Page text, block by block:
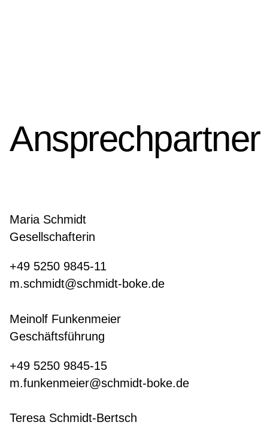
Ansprechpartner
Maria Schmidt
Gesellschafterin
+49 5250 9845-11
m.schmidt@schmidt-boke.de
Meinolf Funkenmeier
Geschäftsführung
+49 5250 9845-15
m.funkenmeier@schmidt-boke.de
Teresa Schmidt-Bertsch